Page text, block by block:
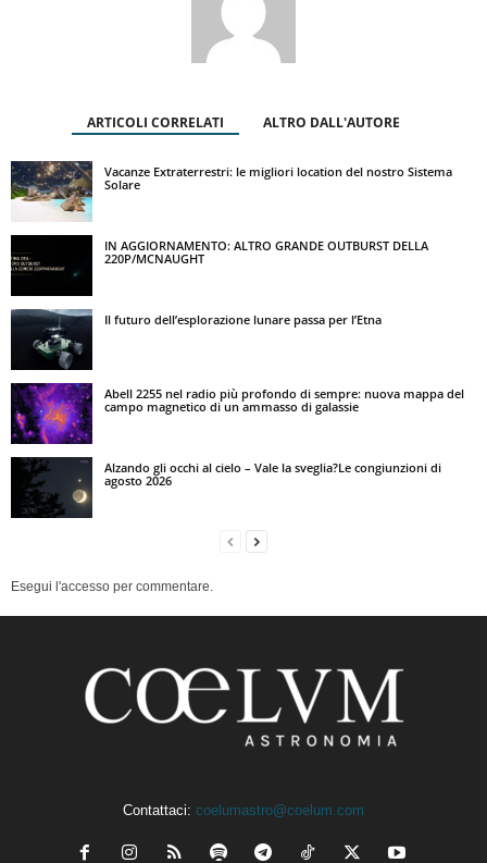
ARTICOLI CORRELATI ALTRO DALL'AUTORE
Vacanze Extraterrestri: le migliori location del nostro Sistema
Solare
IN AGGIORNAMENTO: ALTRO GRANDE OUTBURST DELLA
220P/MCNAUGHT
Il futuro dell’esplorazione lunare passa per l’Etna
Abell 2255 nel radio più profondo di sempre: nuova mappa del
campo magnetico di un ammasso di galassie
Alzando gli occhi al cielo – Vale la sveglia?Le congiunzioni di
agosto 2026
Esegui l'accesso per commentare.
Contattaci: coelumastro@coelum.com